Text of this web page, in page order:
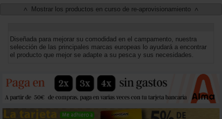
< Mostrar los productos en curso de re-aprovisionamiento >
Diseñada para mejorar su comodidad en el campamento, nuestra
selección de las principales marcas europeas lo ayudará a encontrar
el producto que mejor se adapte a su pesca y sus necesidades.